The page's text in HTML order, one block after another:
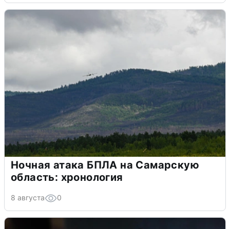
Ночная атака БПЛА на Самарскую
область: хронология
8 августа 0